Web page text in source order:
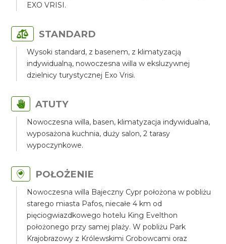
EXO VRISI.
STANDARD
Wysoki standard, z basenem, z klimatyzacją
indywidualną, nowoczesna willa w eksluzywnej
dzielnicy turystycznej Exo Vrisi.
ATUTY
Nowoczesna willa, basen, klimatyzacja indywidualna,
wyposażona kuchnia, duży salon, 2 tarasy
wypoczynkowe.
POŁOŻENIE
Nowoczesna willa Bajeczny Cypr położona w pobliżu
starego miasta Pafos, niecałe 4 km od
pięciogwiazdkowego hotelu King Evelthon
położonego przy samej plaży. W pobliżu Park
Krajobrazowy z Królewskimi Grobowcami oraz